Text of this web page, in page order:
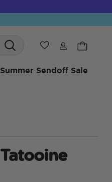
Verlanglijst
Sendoff Sale